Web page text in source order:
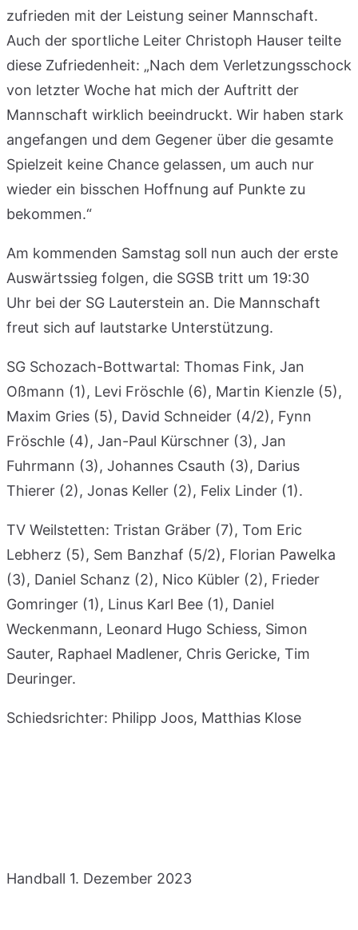
zufrieden mit der Leistung seiner Mannschaft.
Auch der sportliche Leiter Christoph Hauser teilte
diese Zufriedenheit: „Nach dem Verletzungsschock
von letzter Woche hat mich der Auftritt der
Mannschaft wirklich beeindruckt. Wir haben stark
angefangen und dem Gegener über die gesamte
Spielzeit keine Chance gelassen, um auch nur
wieder ein bisschen Hoffnung auf Punkte zu
bekommen.“
Am kommenden Samstag soll nun auch der erste
Auswärtssieg folgen, die SGSB tritt um 19:30
Uhr bei der SG Lauterstein an. Die Mannschaft
freut sich auf lautstarke Unterstützung.
SG Schozach-Bottwartal: Thomas Fink, Jan
Oßmann (1), Levi Fröschle (6), Martin Kienzle (5),
Maxim Gries (5), David Schneider (4/2), Fynn
Fröschle (4), Jan-Paul Kürschner (3), Jan
Fuhrmann (3), Johannes Csauth (3), Darius
Thierer (2), Jonas Keller (2), Felix Linder (1).
TV Weilstetten: Tristan Gräber (7), Tom Eric
Lebherz (5), Sem Banzhaf (5/2), Florian Pawelka
(3), Daniel Schanz (2), Nico Kübler (2), Frieder
Gomringer (1), Linus Karl Bee (1), Daniel
Weckenmann, Leonard Hugo Schiess, Simon
Sauter, Raphael Madlener, Chris Gericke, Tim
Deuringer.
Schiedsrichter: Philipp Joos, Matthias Klose
Handball 1. Dezember 2023